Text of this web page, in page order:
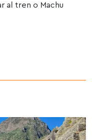
al tren o Machu